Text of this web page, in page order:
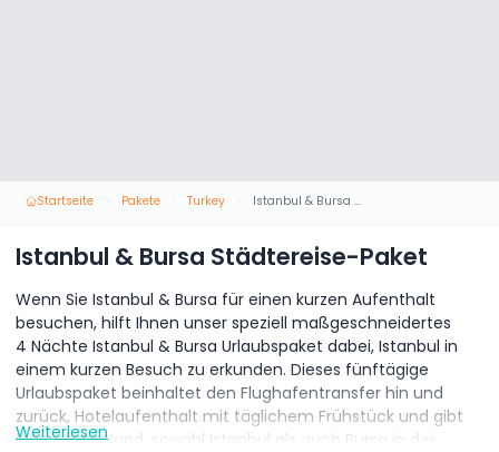
Startseite Pakete Turkey Istanbul & Bursa Städtereise-Paket
Istanbul & Bursa Städtereise-Paket
Wenn Sie Istanbul & Bursa für einen kurzen Aufenthalt
besuchen, hilft Ihnen unser speziell maßgeschneidertes
4 Nächte Istanbul & Bursa Urlaubspaket dabei, Istanbul in
einem kurzen Besuch zu erkunden. Dieses fünftägige
Urlaubspaket beinhaltet den Flughafentransfer hin und
zurück, Hotelaufenthalt mit täglichem Frühstück und gibt
Ihnen freie Hand, sowohl Istanbul als auch Bursa in der
Weiterlesen